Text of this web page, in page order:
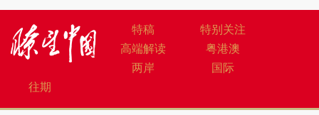
特稿
特别关注
高端解读
粤港澳
两岸
国际
往期